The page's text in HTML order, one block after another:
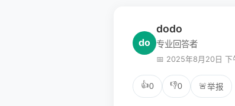
do
dodo
专业回答者
📅 2025年8月20日 下
👍0 👎0 🚨举报